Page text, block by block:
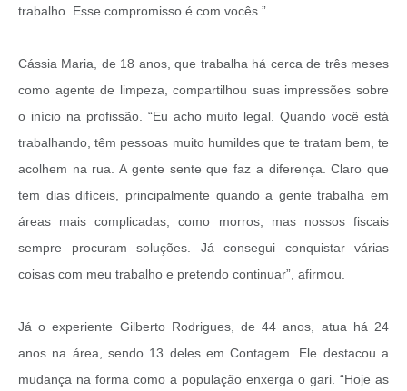
trabalho. Esse compromisso é com vocês.”
Cássia Maria, de 18 anos, que trabalha há cerca de três meses
como agente de limpeza, compartilhou suas impressões sobre
o início na profissão. “Eu acho muito legal. Quando você está
trabalhando, têm pessoas muito humildes que te tratam bem, te
acolhem na rua. A gente sente que faz a diferença. Claro que
tem dias difíceis, principalmente quando a gente trabalha em
áreas mais complicadas, como morros, mas nossos fiscais
sempre procuram soluções. Já consegui conquistar várias
coisas com meu trabalho e pretendo continuar”, afirmou.
Já o experiente Gilberto Rodrigues, de 44 anos, atua há 24
anos na área, sendo 13 deles em Contagem. Ele destacou a
mudança na forma como a população enxerga o gari. “Hoje as